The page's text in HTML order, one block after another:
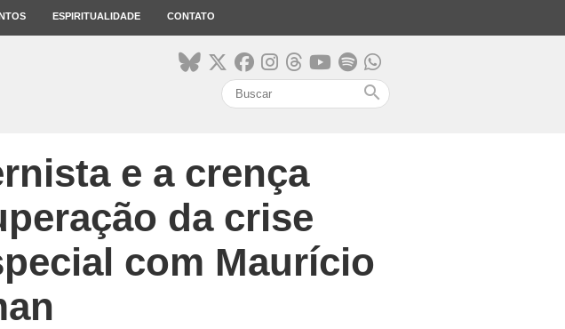
ESPIRITUALIDADE CONTATO
search
e a crença
da crise
com Maurício